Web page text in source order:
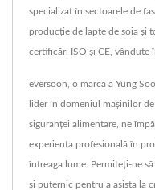
specializat în sectoarele de
producție de lapte de soia și
certificări ISO și CE, vândute
eversoon, o marcă a Yung
lider în domeniul mașinilor
siguranței alimentare, ne
experiența profesională în
întreaga lume. Permiteți-ne
și puternic pentru a asista la